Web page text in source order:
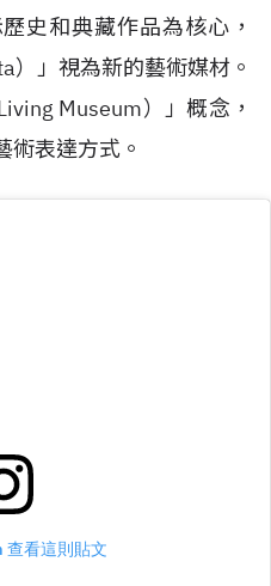
史和典藏作品為核心，
）」視為新的藝術媒材。
Museum）」概念，
術表達方式。
看這則貼文